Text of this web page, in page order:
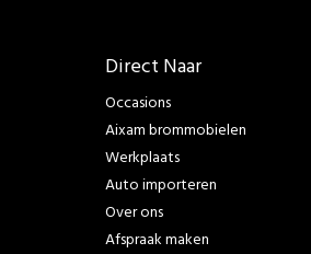
Direct Naar
Occasions
Aixam brommobielen
Werkplaats
Auto importeren
Over ons
Afspraak maken